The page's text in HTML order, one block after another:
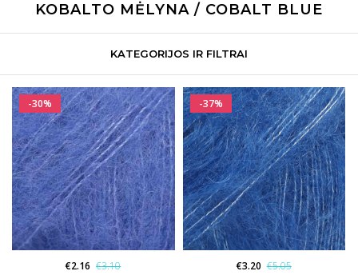
KOBALTO MĖLYNA / COBALT BLUE
KATEGORIJOS IR FILTRAI
-30%
€2.16 €3.10
-37%
€3.20 €5.05